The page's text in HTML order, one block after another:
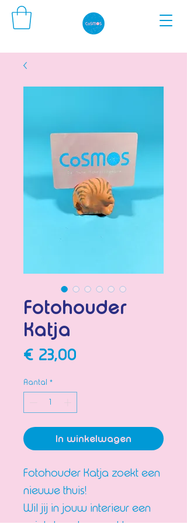
Fotohouder
Katja
€ 23,00
Aantal *
In winkelwagen
Fotohouder Katja zoekt een
nieuwe thuis!
Wil jij in jouw interieur een